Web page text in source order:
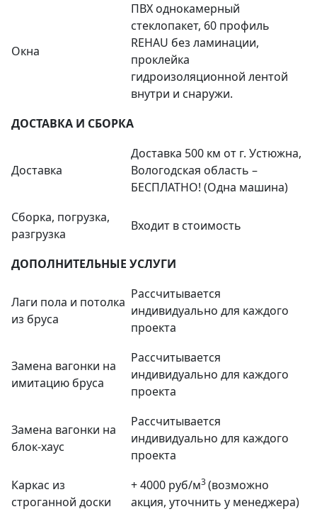
Окна
ПВХ однокамерный
стеклопакет, 60 профиль
REHAU без ламинации,
проклейка
гидроизоляционной лентой
внутри и снаружи.
ДОСТАВКА И СБОРКА
Доставка
Доставка 500 км от г. Устюжна,
Вологодская область –
БЕСПЛАТНО! (Одна машина)
Сборка, погрузка,
разгрузка
Входит в стоимость
ДОПОЛНИТЕЛЬНЫЕ УСЛУГИ
Лаги пола и потолка
из бруса
Рассчитывается
индивидуально для каждого
проекта
Замена вагонки на
имитацию бруса
Рассчитывается
индивидуально для каждого
проекта
Замена вагонки на
блок-хаус
Рассчитывается
индивидуально для каждого
проекта
Каркас из
строганной доски
+ 4000 руб/м3(возможно
акция, уточнить у менеджера)